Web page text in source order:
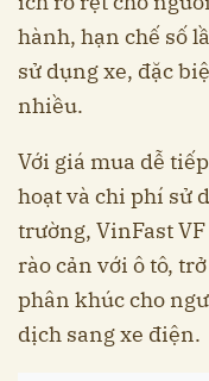
hành, hạn chế số
sử dụng xe, đặc
nhiều.
Với giá mua dễ
hoạt và chi phí sử
trường, VinFast
rào cản với ô tô,
phân khúc cho
dịch sang xe điện.